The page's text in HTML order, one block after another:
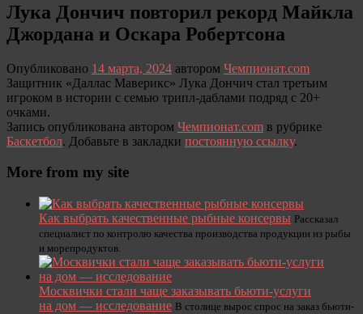
Лука Дончич повторил рекорд Майкла
Джордана и Оскара Робертсона
Опубликовано 14 марта, 2024 автором Чемпионат.com
Защитник «Даллас Маверикс» Лука Дончич стал третьим
игроком в истории с семью трипл-даблами подряд с 20+
очками.
Запись опубликована автором Чемпионат.com в рубрике
Баскетбол. Добавьте в закладки постоянную ссылку.
More from my site
Как выбрать качественные рыбные консервы Рассказал
специалист по контролю качества производства продукции из рыбы
и морепродуктов.
Москвички стали чаще заказывать бьюти-услуги
на дом — исследование В столице вырос спрос на заказ бьюти-